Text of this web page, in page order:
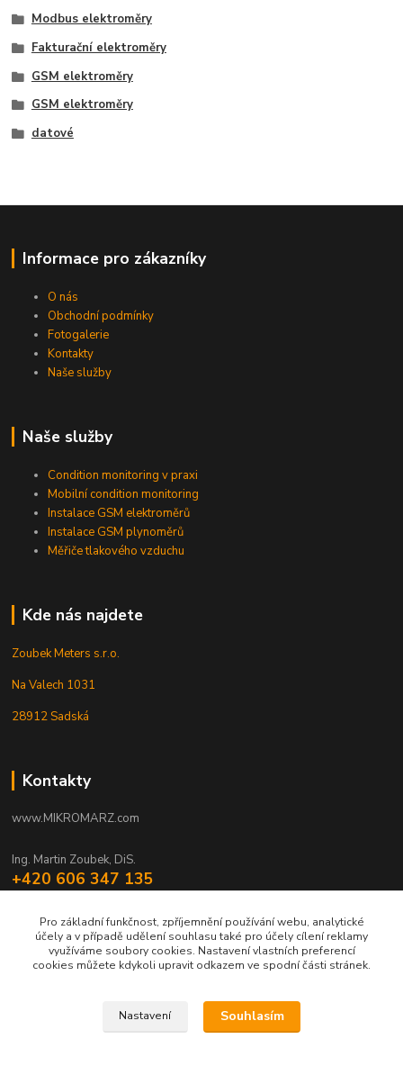
Modbus elektroměry
Fakturační elektroměry
GSM elektroměry
GSM elektroměry
datové
Informace pro zákazníky
O nás
Obchodní podmínky
Fotogalerie
Kontakty
Naše služby
Naše služby
Condition monitoring v praxi
Mobilní condition monitoring
Instalace GSM elektroměrů
Instalace GSM plynoměrů
Měřiče tlakového vzduchu
Kde nás najdete
Zoubek Meters s.r.o.
Na Valech 1031
28912 Sadská
Kontakty
www.MIKROMARZ.com
Ing. Martin Zoubek, DiS.
+420 606 347 135
zoubek@mikromarz.cz
Upravit sběr cookies.
Pro základní funkčnost, zpříjemnění používání webu, analytické
účely a v případě udělení souhlasu také pro účely cílení reklamy
využíváme soubory cookies. Nastavení vlastních preferencí
cookies můžete kdykoli upravit odkazem ve spodní části stránek.
Nastavení Souhlasím